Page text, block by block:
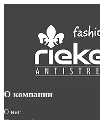
О компании
О нас